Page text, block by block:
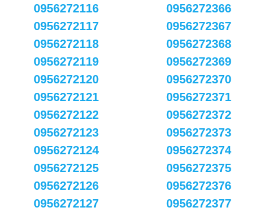
0956272116
0956272117
0956272118
0956272119
0956272120
0956272121
0956272122
0956272123
0956272124
0956272125
0956272126
0956272127
0956272366
0956272367
0956272368
0956272369
0956272370
0956272371
0956272372
0956272373
0956272374
0956272375
0956272376
0956272377